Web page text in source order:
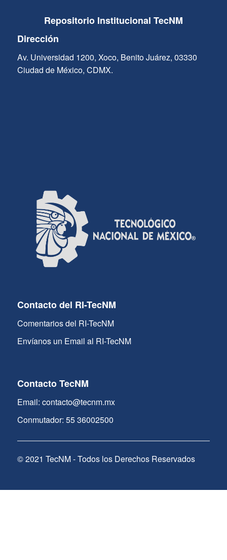
Repositorio Institucional TecNM
Dirección
Av. Universidad 1200, Xoco, Benito Juárez, 03330
Ciudad de México, CDMX.
Contacto del RI-TecNM
Comentarios del RI-TecNM
Envíanos un Email al RI-TecNM
Contacto TecNM
Email: contacto@tecnm.mx
Conmutador: 55 36002500
© 2021 TecNM - Todos los Derechos Reservados